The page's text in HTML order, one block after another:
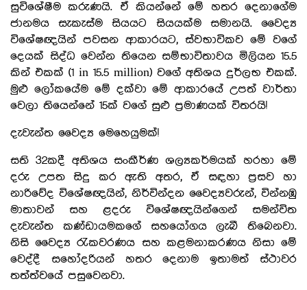
සුවිශේෂීම කරුණයි. ඒ කියන්නේ මේ හතර දෙනාගේම
ජානමය සැකැස්ම සියයට සියයක්ම සමානයි. වෛද්‍ය
විශේෂඥයින් පවසන ආකාරයට, ස්වභාවිකව මේ වගේ
දෙයක් සිද්ධ වෙන්න තියෙන සම්භාවිතාවය මිලියන 15.5
කින් එකක් (1 in 15.5 million) වගේ අතිශය දුර්ලභ එකක්.
මුළු ලෝකයේම මේ දක්වා මේ ආකාරයේ උපත් වාර්තා
වෙලා තියෙන්නේ 15ක් වගේ සුළු ප්‍රමාණයක් විතරයි!
දැවැන්ත වෛද්‍ය මෙහෙයුමක්!
සති 32කදී අතිශය සංකීර්ණ ශල්‍යකර්මයක් හරහා මේ
දරු උපත සිදු කර ඇති අතර, ඒ සඳහා ප්‍රසව හා
නාරිවේද විශේෂඥයින්, නිර්වින්දන වෛද්‍යවරුන්, වින්නඹු
මාතාවන් සහ ළදරු විශේෂඥයින්ගෙන් සමන්විත
දැවැන්ත කණ්ඩායමකගේ සහයෝගය ලැබී තිබෙනවා.
නිසි වෛද්‍ය රැකවරණය සහ කළමනාකරණය නිසා මේ
වෙද්දී සහෝදරියන් හතර දෙනාම ඉතාමත් ස්ථාවර
තත්ත්වයේ පසුවෙනවා.